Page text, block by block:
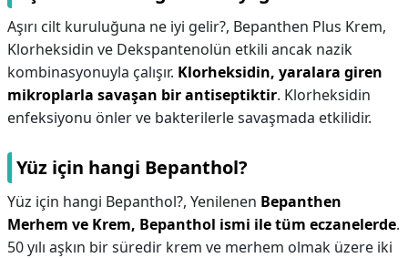
Aşırı cilt kuruluğuna ne iyi gelir?, Bepanthen Plus Krem,
Klorheksidin ve Dekspantenolün etkili ancak nazik
kombinasyonuyla çalışır. Klorheksidin, yaralara giren
mikroplarla savaşan bir antiseptiktir. Klorheksidin
enfeksiyonu önler ve bakterilerle savaşmada etkilidir.
Yüz için hangi Bepanthol?
Yüz için hangi Bepanthol?, Yenilenen Bepanthen
Merhem ve Krem, Bepanthol ismi ile tüm eczanelerde.
50 yılı aşkın bir süredir krem ve merhem olmak üzere iki